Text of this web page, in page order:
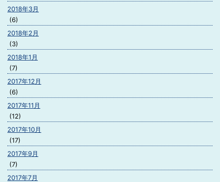
2018年3月
(6)
2018年2月
(3)
2018年1月
(7)
2017年12月
(6)
2017年11月
(12)
2017年10月
(17)
2017年9月
(7)
2017年7月